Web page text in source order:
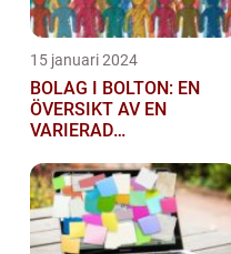
15 januari 2024
BOLAG I BOLTON: EN
ÖVERSIKT AV EN
VARIERAD